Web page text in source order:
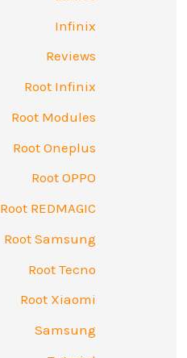
Infinix
Reviews
Root Infinix
Root Modules
Root Oneplus
Root OPPO
Root REDMAGIC
Root Samsung
Root Tecno
Root Xiaomi
Samsung